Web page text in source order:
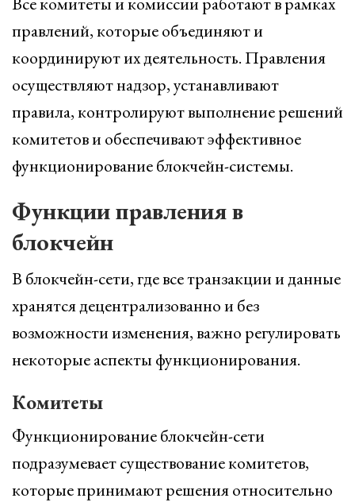
правлений, которые объединяют и
координируют их деятельность. Правления
осуществляют надзор, устанавливают
правила, контролируют выполнение решений
комитетов и обеспечивают эффективное
функционирование блокчейн-системы.
Функции правления в
блокчейн
В блокчейн-сети, где все транзакции и данные
хранятся децентрализованно и без
возможности изменения, важно регулировать
некоторые аспекты функционирования.
Комитеты
Функционирование блокчейн-сети
подразумевает существование комитетов,
которые принимают решения относительно